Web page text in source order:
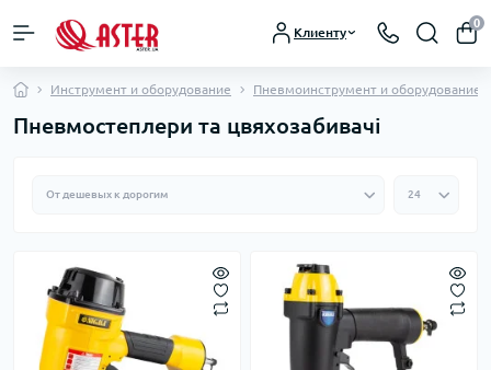
Клиенту
0
Инструмент и оборудование Пневмоинструмент и оборудование
Пневмостеплери та цвяхозабивачі